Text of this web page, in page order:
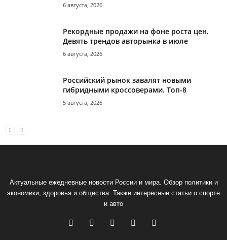
6 августа, 2026
Рекордные продажи на фоне роста цен.
Девять трендов авторынка в июле
6 августа, 2026
Российский рынок завалят новыми
гибридными кроссоверами. Топ-8
5 августа, 2026
Актуальные ежедневные новости России и мира. Обзор политики и
экономики, здоровья и общества. Также интересные статьи о спорте
и авто